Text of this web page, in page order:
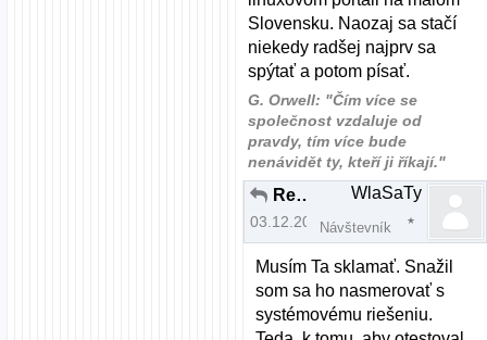
Slovensku. Naozaj sa stačí
niekedy radšej najprv sa
spýtať a potom písať.
G. Orwell: "Čím více se
společnost vzdaluje od
pravdy, tím více bude
nenávidět ty, kteří ji říkají."
Re: brightness fedora nefunkcne fn klavesy
03.12.2012 | 21:04
WlaSaTy
Návštevník
Musím Ta sklamať. Snažil
som sa ho nasmerovať s
systémovému riešeniu.